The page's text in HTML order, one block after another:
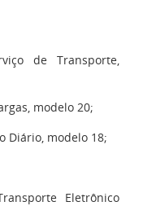
de Transporte,
modelo 20;
Diário, modelo 18;
Eletrônico